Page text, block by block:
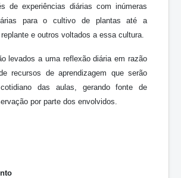
de experiências diárias com inúmeras
para o cultivo de plantas até a
e outros voltados a essa cultura.
levados a uma reflexão diária em razão
recursos de aprendizagem que serão
das aulas, gerando fonte de
por parte dos envolvidos.